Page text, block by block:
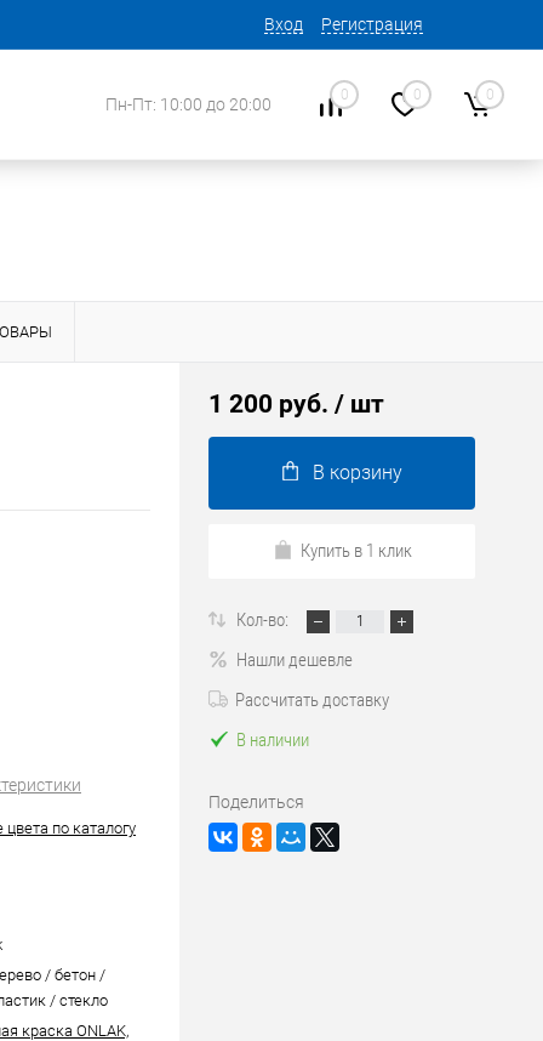
Вход Регистрация
Пн-Пт: 10:00 до 20:00 0 0 0
по каталогу
/ бетон /
/ стекло
краска ONLAK,
1 200 руб. / шт
В корзину
Купить в 1 клик
Кол-во:
Нашли дешевле
Рассчитать доставку
В наличии
Поделиться